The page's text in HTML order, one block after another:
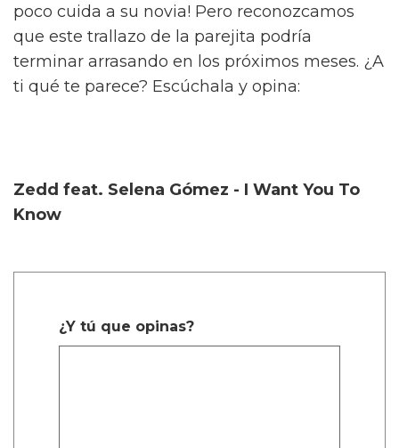
poco cuida a su novia! Pero reconozcamos
que este trallazo de la parejita podría
terminar arrasando en los próximos meses. ¿A
ti qué te parece? Escúchala y opina:
Zedd feat. Selena Gómez - I Want You To
Know
¿Y tú que opinas?